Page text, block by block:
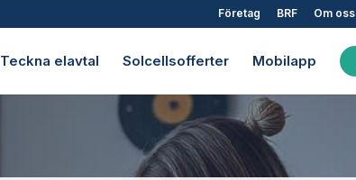
Företag BRF Om oss
Teckna elavtal Solcellsofferter Mobilapp